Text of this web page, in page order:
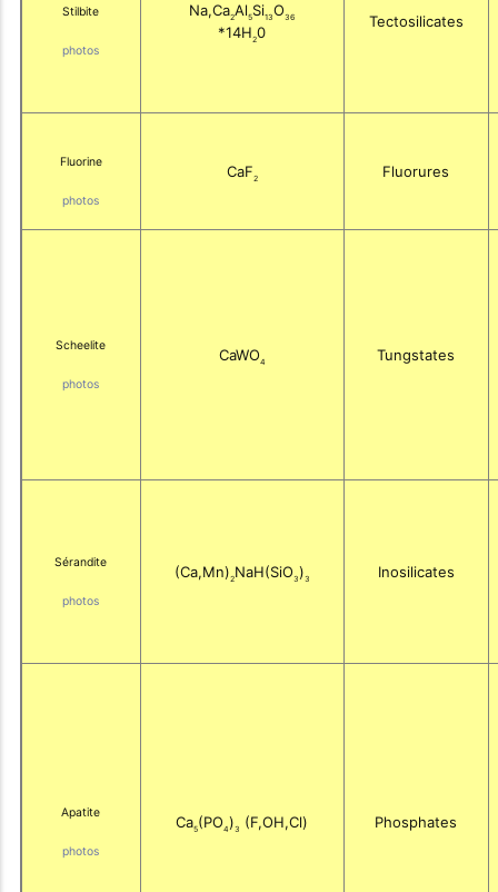
Stilbite
photos
Na,Ca2Al5Si13O36
*14H20
Tectosilicates
Fluorine
photos
CaF2 Fluorures
Scheelite
photos
CaWO4 Tungstates
Sérandite
photos
(Ca,Mn)2NaH(SiO3)3 Inosilicates
Apatite
photos
Ca5(PO4)3 (F,OH,Cl) Phosphates